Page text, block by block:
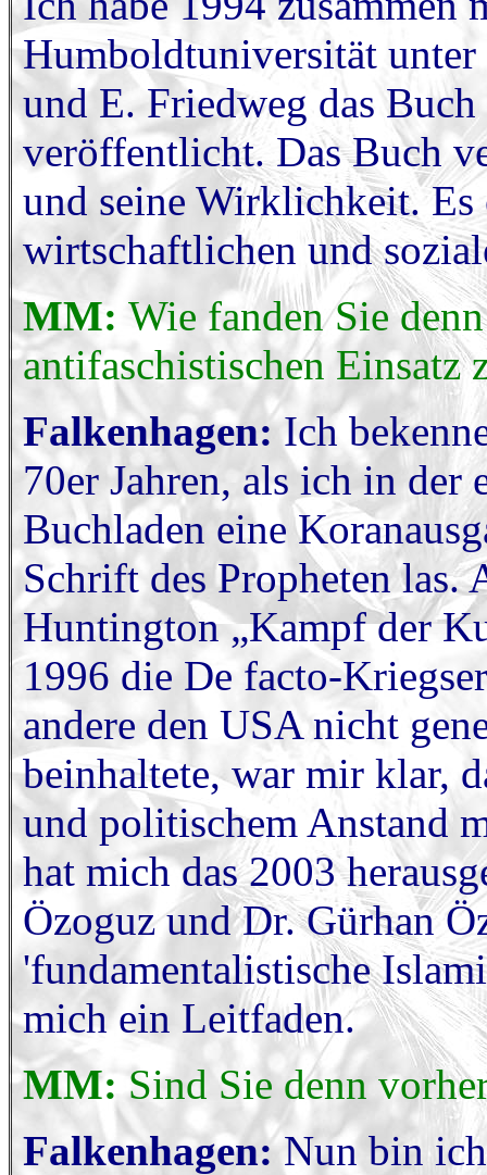
Humboldtuniversität unter
und E. Friedweg das
veröffentlicht. Das Buch
und seine Wirklichkeit. Es
wirtschaftlichen und
MM: Wie fanden Sie
antifaschistischen Einsatz
Falkenhagen:Ich
70er Jahren, als ich in der
Buchladen eine
Schrift des Propheten las.
Huntington „Kampf der
1996 die De facto-
andere den USA nicht
beinhaltete, war mir klar,
und politischem Anstand
hat mich das 2003
Özoguz und Dr. Gürhan
'fundamentalistische
mich ein Leitfaden.
MM:Sind Sie denn
Falkenhagen:Nun bin